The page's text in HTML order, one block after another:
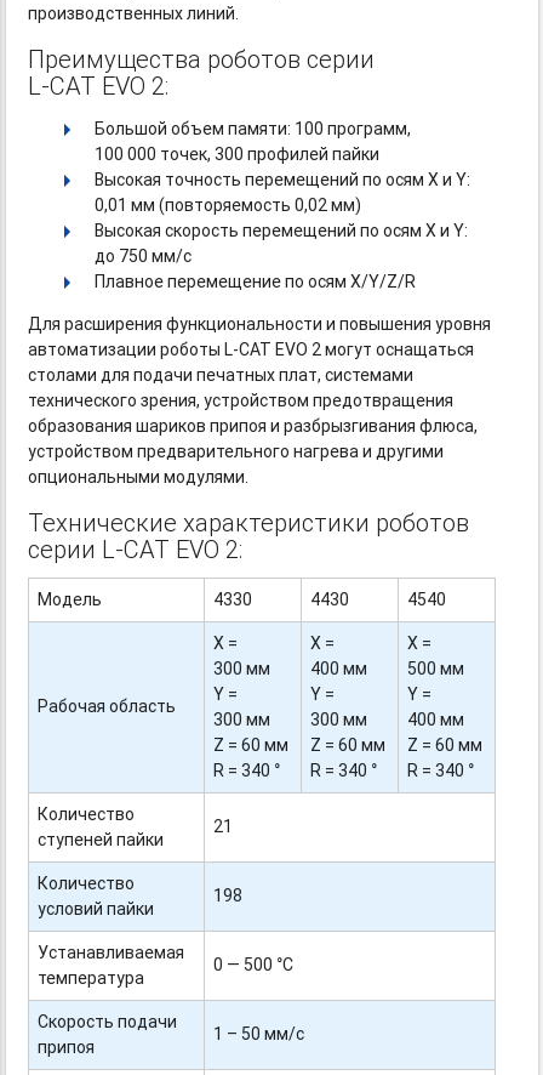
производственных линий.
Преимущества роботов серии
L-CAT EVO 2:
Большой объем памяти: 100 программ,
100 000 точек, 300 профилей пайки
Высокая точность перемещений по осям X и Y:
0,01 мм (повторяемость 0,02 мм)
Высокая скорость перемещений по осям X и Y:
до 750 мм/с
Плавное перемещение по осям X/Y/Z/R
Для расширения функциональности и повышения уровня
автоматизации роботыL-CAT EVO 2 могут оснащаться
столами для подачи печатных плат, системами
технического зрения, устройством предотвращения
образования шариков припоя и разбрызгивания флюса,
устройством предварительного нагрева и другими
опциональными модулями.
Технические характеристики роботов
серии L-CAT EVO 2:
Модель 4330 4430 4540
Рабочая область
X =
300 мм
Y =
300 мм
Z = 60 мм
R = 340 °
X =
400 мм
Y =
300 мм
Z = 60 мм
R = 340 °
X =
500 мм
Y =
400 мм
Z = 60 мм
R = 340 °
Количество
ступеней пайки
21
Количество
условий пайки
198
Устанавливаемая
температура
0 — 500 °С
Скорость подачи
припоя
1 – 50 мм/с